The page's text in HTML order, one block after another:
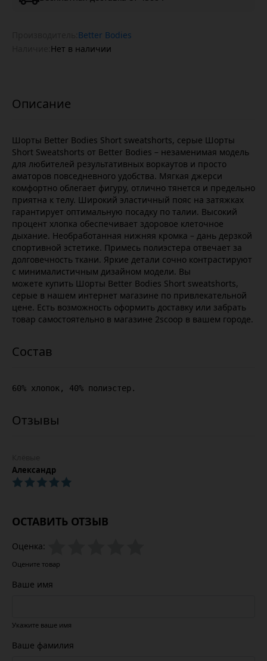
Better Bodies
Нет в наличии
Шорты Better Bodies Short sweatshorts, серые Шорты
Short Sweatshorts от Better Bodies – незаменимая модель
для любителей результативных воркаутов и просто
аматоров повседневного удобства. Мягкая джерси
комфортно облегает фигуру, отлично тянется и предельно
приятна к телу. Широкий эластичный пояс на затяжках
гарантирует оптимальную посадку по талии. Высокий
процент хлопка обеспечивает здоровое клеточное
дыхание. Необработанная нижняя кромка – дань дерзкой
спортивной эстетике. Примесь полиэстера отвечает за
долговечность ткани. Яркие детали сочно контрастируют
с минималистичным дизайном модели. Вы
можете купить Шорты Better Bodies Short sweatshorts,
серые в нашем интернет магазине по привлекательной
цене. Есть возможность оформить доставку или забрать
товар самостоятельно в магазине 2scoop в вашем городе.
60% хлопок, 40% полиэстер.
Александр
ОСТАВИТЬ ОТЗЫВ
Оценка:
Оцените товар
Ваше имя
Укажите ваше имя
Ваше фамилия